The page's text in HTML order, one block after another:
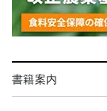
書籍案内